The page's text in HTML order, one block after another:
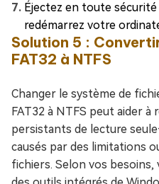
Éjectez en toute
redémarrez votre
Solution 5 :
FAT32 à NTFS
Changer le système de
FAT32 à NTFS peut aider à
persistants de lecture
causés par des limitations
fichiers. Selon vos besoins,